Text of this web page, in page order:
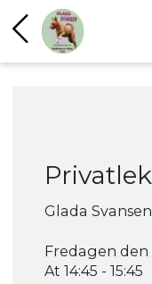
Glada
Fredagen
At 14:45 - 15:45